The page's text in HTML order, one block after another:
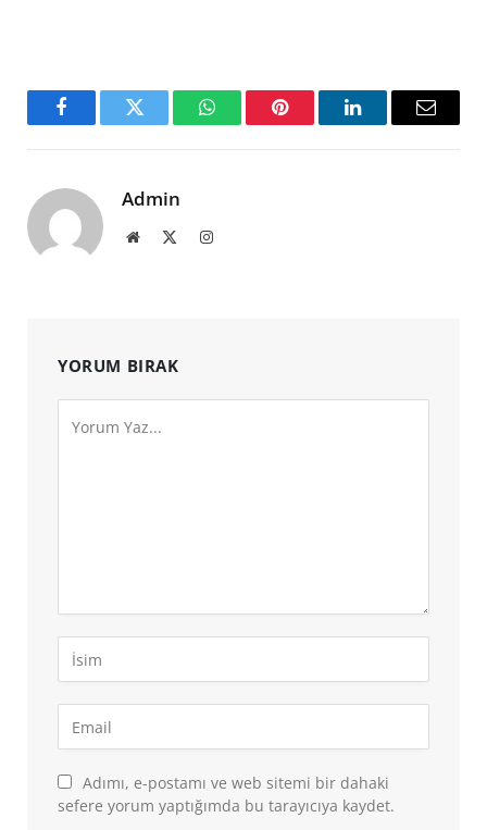
FacebookTwitter WhatsAppPinterest LinkedInEmail
Admin
Website Instagram
YORUM BIRAK
Adımı, e-postamı ve web sitemi bir dahaki
sefere yorum yaptığımda bu tarayıcıya kaydet.